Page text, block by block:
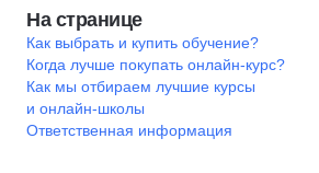
На странице
Как выбрать и купить обучение?
Когда лучше покупать онлайн-курс?
Как мы отбираем лучшие курсы
и онлайн-школы
Ответственная информация